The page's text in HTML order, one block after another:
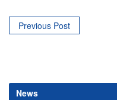
Post
Previous Post
News